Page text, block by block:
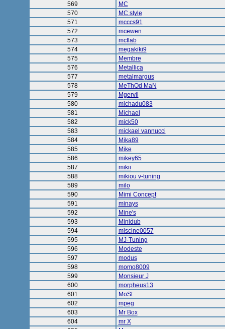
569
MC
570
MC style
571
mcccs91
572
mcewen
573
mcflab
574
megakiki9
575
Membre
576
Metallica
577
metalmargus
578
MeThOd MaN
579
Mgervil
580
michadu083
581
Michael
582
mick50
583
mickael vannucci
584
Mika89
585
Mike
586
mikey65
587
mikii
588
mikiou v-tuning
589
milo
590
Mimi Concept
591
minays
592
Mine's
593
Minidub
594
miscine0057
595
MJ-Tuning
596
Modeste
597
modus
598
momo8009
599
Monsieur J
600
morpheus13
601
MoSt
602
mpeg
603
Mr Box
604
mr X